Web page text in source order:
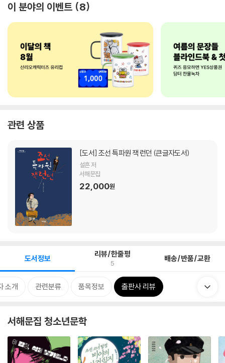
이 분야의 이벤트 8
관련 상품
[도서] 조선 특파원 잭 런던 (큰글자도서)
설흔 저
서해문집
22,000원
도서정보 리뷰/한줄평
5 배송/반품/교환
소개 관련분류 품목정보 출판사 리뷰
서해문집 청소년문학